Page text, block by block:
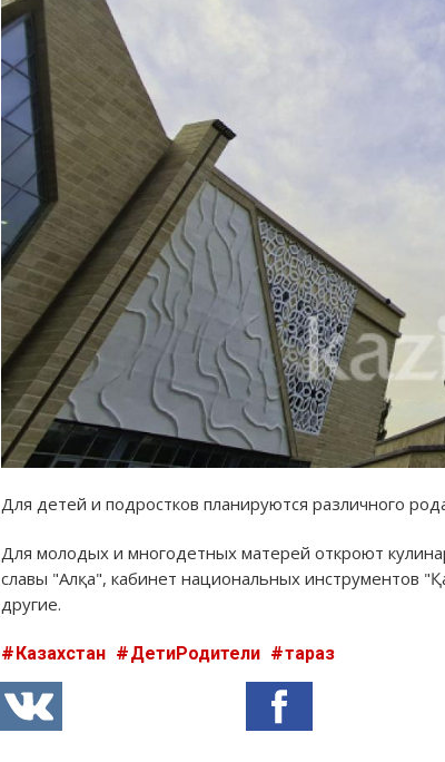
Для детей и подростков планируются различного
Для молодых и многодетных матерей откроют
славы "Алқа", кабинет национальных инструментов
другие.
Казахстан ДетиРодители тараз